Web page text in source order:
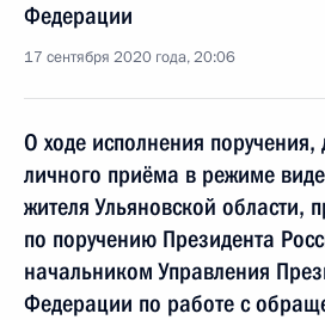
Федерации
17 сентября 2020 года, 20:06
О ходе исполнения поручения,
личного приёма в режиме
жителя Ульяновской области,
по поручению Президента
начальником Управления
Федерации по работе с